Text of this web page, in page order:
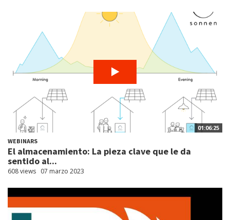
01:06:25
WEBINARS
El almacenamiento: La pieza clave que le da
sentido al...
608 views 07 marzo 2023